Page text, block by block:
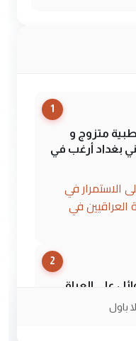
1
طبية متزوج و
بغداد أرغب في
الاستمرار في
العراقيين في
2
على العراق
في العتباتباول